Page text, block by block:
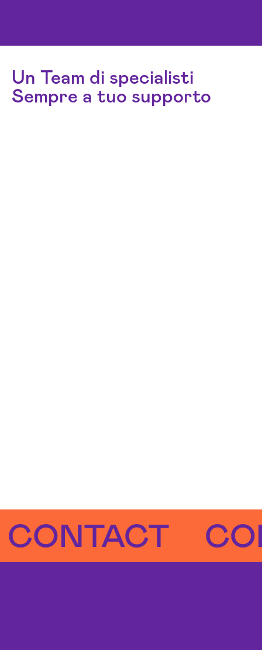
Un Team di specialisti
Sempre a tuo supporto